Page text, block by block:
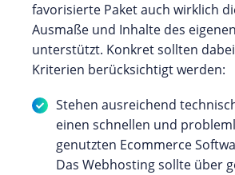
favorisierte Paket auch wirklich
Ausmaße und Inhalte des
unterstützt. Konkret sollten
Kriterien berücksichtigt werden:
Stehen ausreichend
einen schnellen und
genutzten Ecommerce
Das Webhosting sollte über